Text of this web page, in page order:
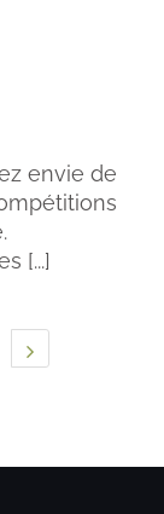
envie de
[...]